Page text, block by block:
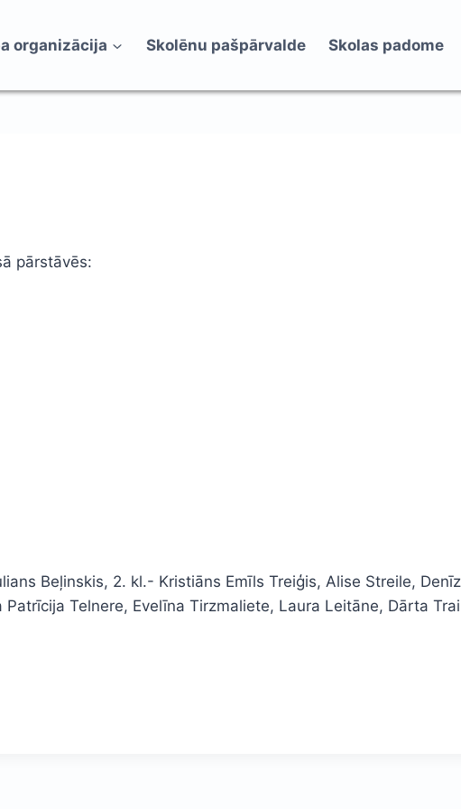
organizācija Skolēnu pašpārvalde Skolas padome
pārstāvēs:
Beļinskis, 2. kl.- Kristiāns Emīls Treiģis, Alise Streile,
Telnere, Evelīna Tirzmaliete, Laura Leitāne, Dārta